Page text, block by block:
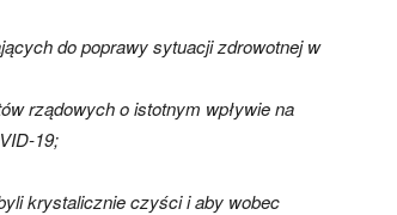
do poprawy sytuacji zdrowotnej w
rządowych o istotnym wpływie na
19;
krystalicznie czyści i aby wobec